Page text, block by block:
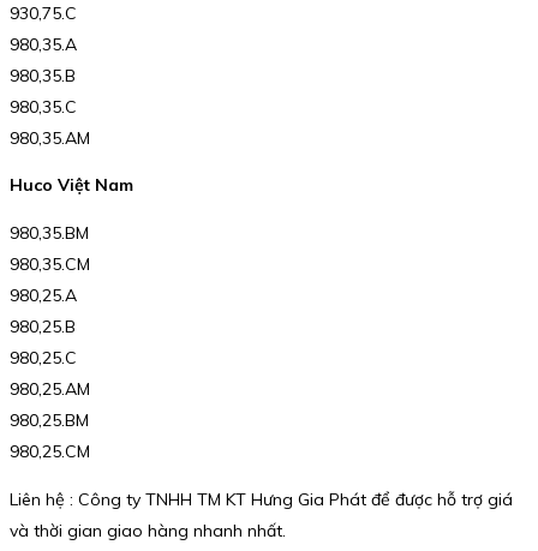
930,75.C
980,35.A
980,35.B
980,35.C
980,35.AM
Huco Việt Nam
980,35.BM
980,35.CM
980,25.A
980,25.B
980,25.C
980,25.AM
980,25.BM
980,25.CM
Liên hệ : Công ty TNHH TM KT Hưng Gia Phát để được hỗ trợ giá
và thời gian giao hàng nhanh nhất.